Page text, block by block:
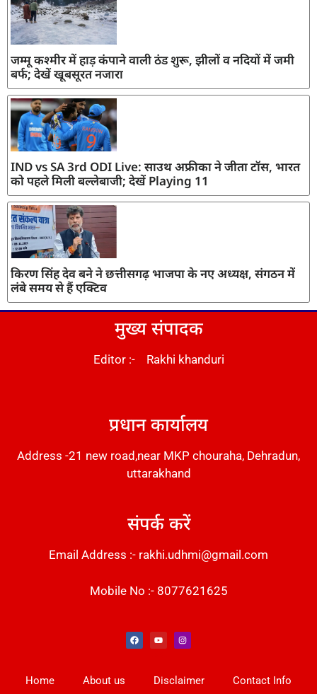
जम्मू कश्मीर में हाड़ कंपाने वाली ठंड शुरू, झीलों व नदियों में जमी
बर्फ; देखें खूबसूरत नजारा
IND vs SA 3rd ODI Live: साउथ अफ्रीका ने जीता टॉस, भारत
को पहले मिली बल्लेबाजी; देखें Playing 11
किरण सिंह देव बने ने छत्तीसगढ़ भाजपा के नए अध्यक्ष, संगठन में
लंबे समय से हैं एक्टिव
मुख्य संपादक
Editor :- Rakhi khanduri
प्रधान कार्यालय
Address -21 new road,near MKP chouraha, Dehradun,
uttarakhand
संपर्क करें
Email Address :- rakhi.udhmi@gmail.com
Mobile No :- 8077621625
Home About us Disclaimer Contact Info